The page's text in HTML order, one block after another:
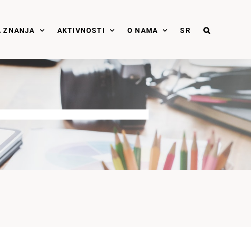
ZNANJA AKTIVNOSTI O NAMA SR